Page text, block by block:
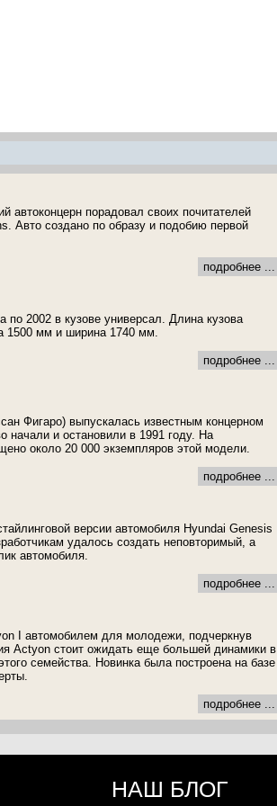
автоконцерн порадовал своих почитателей
Авто создано по образу и подобию первой
подробнее ...
по 2002 в кузове универсал. Длина кузова
1500 мм и ширина 1740 мм.
подробнее ...
Фигаро) выпускалась известным концерном
начали и остановили в 1991 году. На
около 20 000 экземпляров этой модели.
подробнее ...
версии автомобиля Hyundai Genesis
удалось создать неповторимый, а
автомобиля.
подробнее ...
I автомобилем для молодежи, подчеркнув
Actyon стоит ожидать еще большей динамики в
семейства. Новинка была построена на базе
подробнее ...
НАШ БЛОГ